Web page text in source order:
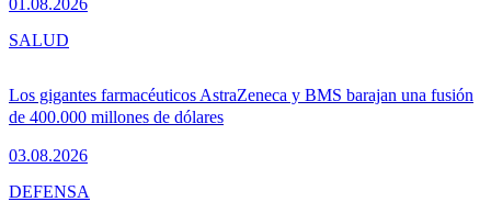
Los gigantes farmacéuticos AstraZeneca y BMS barajan una fusión
de 400.000 millones de dólares
03.08.2026
SALUD
DEFENSA